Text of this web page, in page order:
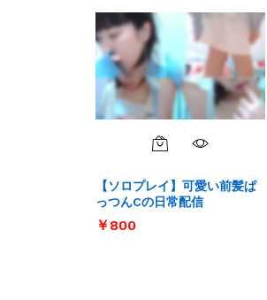
【ソロプレイ】可愛い前髪ぱ
っつんCの日常配信
￥800
￥800